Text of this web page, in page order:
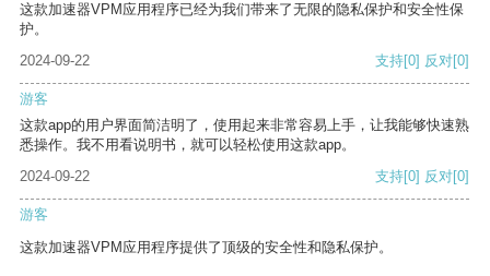
这款加速器VPM应用程序已经为我们带来了无限的隐私保护和安全性保
护。
2024-09-22
支持[0] 反对[0]
游客
这款app的用户界面简洁明了，使用起来非常容易上手，让我能够快速熟
悉操作。我不用看说明书，就可以轻松使用这款app。
2024-09-22
支持[0] 反对[0]
游客
这款加速器VPM应用程序提供了顶级的安全性和隐私保护。